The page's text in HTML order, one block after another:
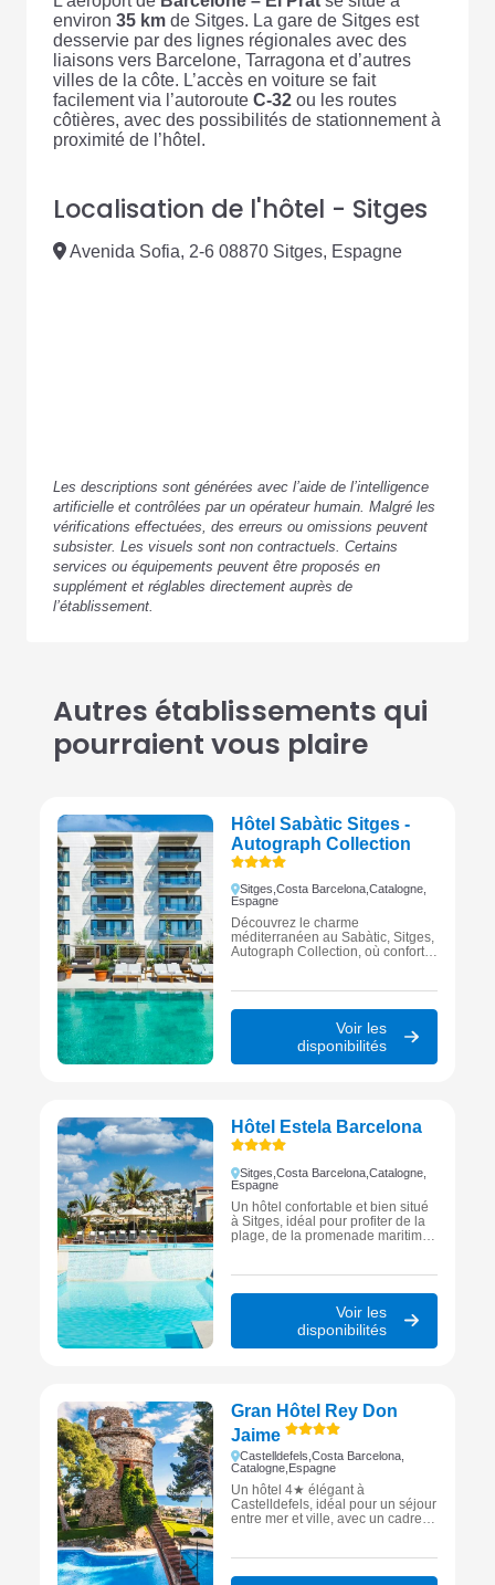
environ 35 km de Sitges. La gare de Sitges est
desservie par des lignes régionales avec des
liaisons vers Barcelone, Tarragona et d’autres
villes de la côte. L’accès en voiture se fait
facilement via l’autoroute C-32 ou les routes
côtières, avec des possibilités de stationnement à
proximité de l’hôtel.
Localisation de l'hôtel - Sitges
Avenida Sofia, 2-6 08870 Sitges, Espagne
Les descriptions sont générées avec l’aide de l’intelligence
artificielle et contrôlées par un opérateur humain. Malgré les
vérifications effectuées, des erreurs ou omissions peuvent
subsister. Les visuels sont non contractuels. Certains
services ou équipements peuvent être proposés en
supplément et réglables directement auprès de
l’établissement.
Autres établissements qui
pourraient vous plaire
Hôtel Sabàtic Sitges -
Autograph Collection
Sitges,Costa Barcelona,Catalogne,
Espagne
Découvrez le charme
méditerranéen au Sabàtic, Sitges,
Autograph Collection, où confort
Voir les
disponibilités
Hôtel Estela Barcelona
Sitges,Costa Barcelona,Catalogne,
Espagne
Un hôtel confortable et bien situé
à Sitges, idéal pour profiter de la
plage, de la promenade maritime
Voir les
disponibilités
Gran Hôtel Rey Don
Jaime
Castelldefels,Costa Barcelona,
Catalogne, Espagne
Un hôtel 4★ élégant à
Castelldefels, idéal pour un séjour
entre mer et ville, avec un cadre
à Barcelone.